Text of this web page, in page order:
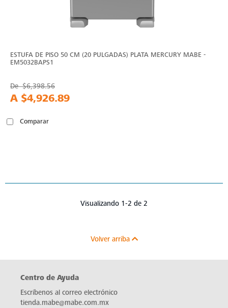
ESTUFA DE PISO 50 CM (20 PULGADAS) PLATA MERCURY MABE -
EM5032BAPS1
De$6,398.56
A $4,926.89
Comparar
Visualizando 1-2 de 2
Volver arriba
Centro de Ayuda
Escríbenos al correo electrónico
tienda.mabe@mabe.com.mx